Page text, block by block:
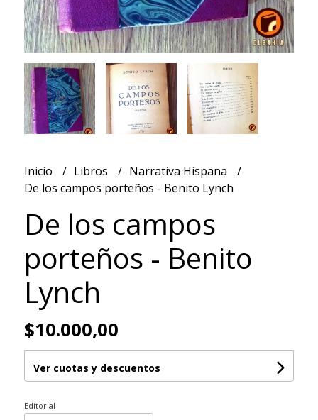
Inicio Libros
Narrativa Hispana
De los campos porteños - Benito Lynch
De los campos
porteños - Benito
Lynch
$10.000,00
Ver cuotas y descuentos
Editorial